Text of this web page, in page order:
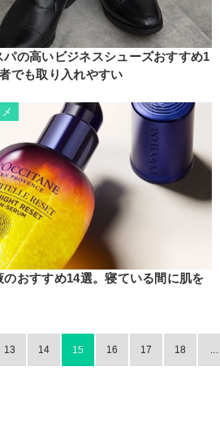
パの高いビジネスシューズおすすめ1
でも取り入れやすい
のおすすめ14選。寝ている間に肌を
13 14 15 16 17 18 ...